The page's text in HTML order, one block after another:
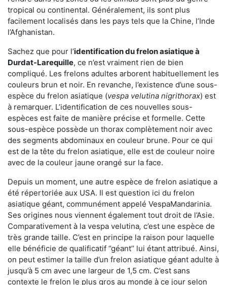
tropical ou continental. Généralement, ils sont plus
facilement localisés dans les pays tels que la Chine, l’Inde
l’Afghanistan.
Sachez que pour l’identification du frelon asiatiqueà
Durdat-Larequille, ce n’est vraiment rien de bien
compliqué. Les frelons adultes arborent habituellement les
couleurs brun et noir. En revanche, l’existence d’une sous-
espèce du frelon asiatique (vespa velutina nigrithorax) est
à remarquer. L’identification de ces nouvelles sous-
espèces est faite de manière précise et formelle. Cette
sous-espèce possède un thorax complètement noir avec
des segments abdominaux en couleur brune. Pour ce qui
est de la tête du frelon asiatique, elle est de couleur noire
avec de la couleur jaune orangé sur la face.
Depuis un moment, une autre espèce de frelon asiatique a
été répertoriée aux USA. Il est question ici du frelon
asiatique géant, communément appelé VespaMandarinia.
Ses origines nous viennent également tout droit de l’Asie.
Comparativement à la vespa velutina, c’est une espèce de
très grande taille. C’est en principe la raison pour laquelle
elle bénéficie de qualificatif ‘’géant’’ lui étant attribué. Ainsi,
on peut estimer la taille d’un frelon asiatique géant adulte à
jusqu’à 5 cm avec une largeur de 1,5 cm. C’est sans
contexte le frelon le plus gros au monde à ce jour selon